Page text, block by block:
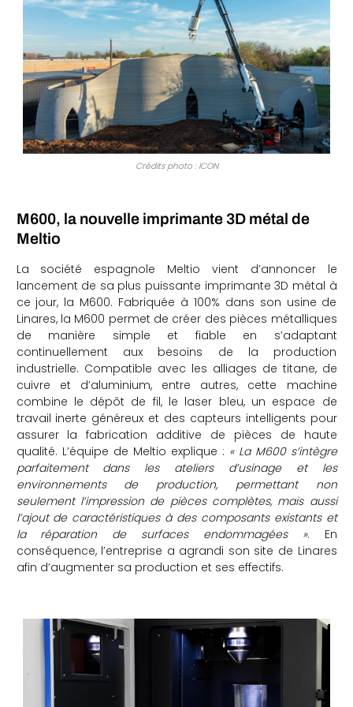
Crédits photo : ICON
M600, la nouvelle imprimante 3D métal de
Meltio
La société espagnole Meltio vient d’annoncer le
lancement de sa plus puissante imprimante 3D métal à
ce jour, la M600. Fabriquée à 100% dans son usine de
Linares, la M600 permet de créer des pièces métalliques
de manière simple et fiable en s’adaptant
continuellement aux besoins de la production
industrielle. Compatible avec les alliages de titane, de
cuivre et d’aluminium, entre autres, cette machine
combine le dépôt de fil, le laser bleu, un espace de
travail inerte généreux et des capteurs intelligents pour
assurer la fabrication additive de pièces de haute
qualité. L’équipe de Meltio explique : « La M600 s’intègre
parfaitement dans les ateliers d’usinage et les
environnements de production, permettant non
seulement l’impression de pièces complètes, mais aussi
l’ajout de caractéristiques à des composants existants et
la réparation de surfaces endommagées ». En
conséquence, l’entreprise a agrandi son site de Linares
afin d’augmenter sa production et ses effectifs.